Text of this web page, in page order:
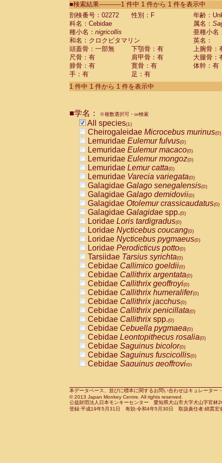
CebidaeSaguinus labiatus(0)
Cebidae Saguinus leucopus (0)
Cebidae
CebidaeSaguinus mystax
CebidaeSaguinus nigricollis (1)
Cebidae Saguinus oedipus
Cebidae Saguinus weddelli
Cebidae Saguinusspp.
Cebidae Aotus trivirgatus
Cebidae Cebus albifrons
CebidaeCebus nigrivittatus
CebidaeCebus
CebidaeSaimiri boliviensis(0)
CebidaeSaimiri sciureus(0)
AtelidaeAlouatta caraya(0)
AtelidaeAlouatta fusca(0)
AtelidaeAlouatta seniculus
AtelidaeAlouattaspp.(0)
AtelidaeAteles belzebuth(0)
AtelidaeAteles geoffroyi(0)
AtelidaeAteles paniscus(0)
AtelidaeAtelesspp.(0)
Atelidae Lagothrix lagothricha
AtelidaeLagothrix lagothricha cana
PitheciidaeCacajao calvus
PitheciidaeCallicebus cupreus
PitheciidaeCallicebus donacophilus
PitheciidaeCallicebus moloch
PitheciidaeCallicebus torquatus
PitheciidaeCallicebusspp.(0)
PitheciidaeChiropotes satanas(0)
PitheciidaePithecia monachus
PitheciidaePithecia pithecia(0)
CercopithecidaeCercocebus agilis
CercopithecidaeCercocebus
CercopithecidaeCercocebus
CercopithecidaeCercocebus
CercopithecidaeCercocebus
CercopithecidaeCercocebushybrid
CercopithecidaePapio anubis(0)
CercopithecidaePapio cynocephalus
CercopithecidaePapio hamadryas(0)
■検索結果-----------1 件中 1 件から 1 件を表示中
剖検番号：02272
性別：F
年齢：
科名：Cebidae
属名：
種小名： nigricollis
亜種小名
和名：クロクビタマリン
英名：
頭蓋骨：一部無
下顎骨：有
上腕骨：
尺骨：有
肩甲骨：有
大腿骨：
腓骨：有
寛骨：有
体幹：有
手：有
足：有
1 件中 1 件から 1 件を表示中
■学名： ※複数選択可・or検索
All species(1)
Cheirogaleidae Microcebus murinus(0)
Lemuridae Eulemur fulvus(0)
Lemuridae Eulemur macaco(0)
Lemuridae Eulemur mongoz(0)
Lemuridae Lemur catta(0)
Lemuridae Varecia variegata(0)
Galagidae Galago senegalensis(0)
Galagidae Galago demidovii(0)
Galagidae Otolemur crassicaudatus(0)
Galagidae Galagidae spp.(0)
Loridae Loris tardigradus(0)
Loridae Nycticebus coucang(0)
Loridae Nycticebus pygmaeus(0)
Loridae Perodicticus potto(0)
Tarsiidae Tarsius syrichta(0)
Cebidae Callimico goeldii(0)
Cebidae Callithrix argentata(0)
Cebidae Callithrix geoffroyi(0)
Cebidae Callithrix humeralifer(0)
Cebidae Callithrix jacchus(0)
Cebidae Callithrix penicillata(0)
Cebidae Callithrixspp.(0)
Cebidae Cebuella pygmaea(0)
Cebidae Leontopithecus rosalia(0)
Cebidae Saguinus bicolor(0)
Cebidae Saguinus fuscicollis(0)
Cebidae Saguinus geoffroyi(0)
CebidaeSaguinus leucopus(0)
CebidaeSaguinus midas(0)
Cebidae Saguinus mystax(0)
本データベース、並びに標本に関するお問い合わせはキュレータ
© 2013 Japan Monkey Centre. All rights reserved.
公益財団法人日本モンキーセンター 愛知県犬山市大字犬山字官
登録:平成19年5月31日 有効:令和4年5月30日 取扱責任者:綿貫宏